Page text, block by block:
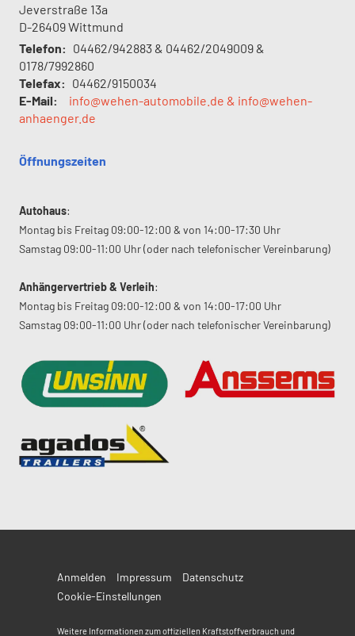
Jeverstraße 13a
D-26409Wittmund
Telefon: 04462/942883 & 04462/2049009 &
0178/7992860
Telefax: 04462/9150034
E-Mail:
info@wehen-automobile.de & info@wehen-
anhaenger.de
Öffnungszeiten
Autohaus:
Montag bis Freitag 09:00-12:00 & von 14:00-17:30 Uhr
Samstag 09:00-11:00 Uhr (oder nach telefonischer Vereinbarung)
Anhängervertrieb & Verleih:
Montag bis Freitag 09:00-12:00 & von 14:00-17:00 Uhr
Samstag 09:00-11:00 Uhr (oder nach telefonischer Vereinbarung)
Anmelden Impressum
Datenschutz
Cookie-Einstellungen
Weitere Informationen zum offiziellen Kraftstoffverbrauch und